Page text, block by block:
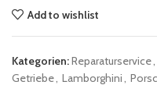
Add to wishlist
Kategorien:Reparaturservice,
Getriebe, Lamborghini,